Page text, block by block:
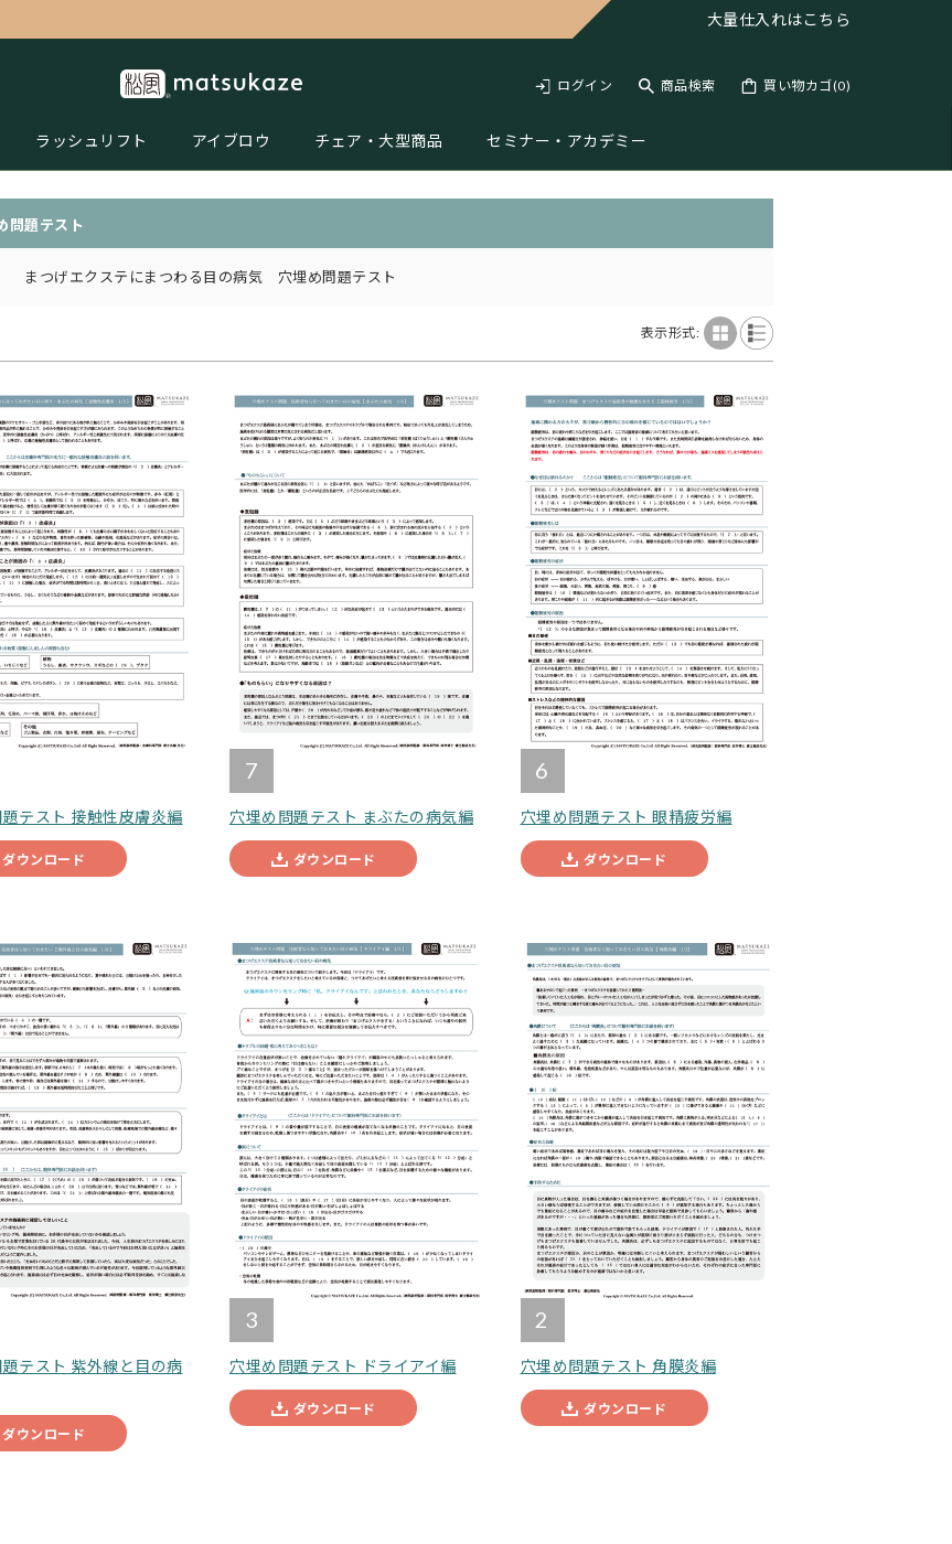
大量仕入れはこちら
ログイン 商品検索 買い物カゴ(0)
ラッシュリフト アイブロウ チェア・大型商品 セミナー・アカデミー
問題テスト
まつげエクステにまつわる目の病気 穴埋め問題テスト
表示形式:
テスト 接触性皮膚炎編
ダウンロード
7
穴埋め問題テスト まぶたの病気編
ダウンロード
6
穴埋め問題テスト 眼精疲労編
ダウンロード
テスト 紫外線と目の病
ダウンロード
3
穴埋め問題テスト ドライアイ編
ダウンロード
2
穴埋め問題テスト 角膜炎編
ダウンロード